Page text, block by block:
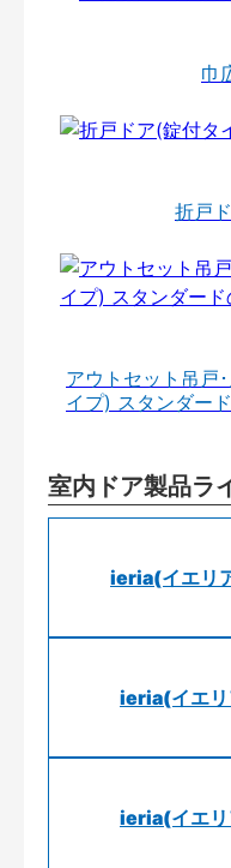
巾
折戸
アウトセット吊戸
イプ) スタンダード
室内ドア製品ラ
ieria(イエリ
ieria(イエリ
ieria(イエリ